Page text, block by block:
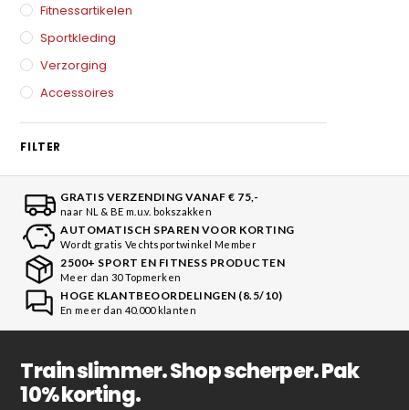
Fitnessartikelen
Sportkleding
Verzorging
Accessoires
FILTER
GRATIS VERZENDING VANAF € 75,-
naar NL & BE m.u.v. bokszakken
AUTOMATISCH SPAREN VOOR KORTING
Wordt gratis Vechtsportwinkel Member
2500+ SPORT EN FITNESS PRODUCTEN
Meer dan 30 Topmerken
HOGE KLANTBEOORDELINGEN (8.5/10)
En meer dan 40.000 klanten
Train slimmer. Shop scherper. Pak
10% korting.